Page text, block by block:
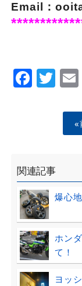
Email：
«
関連記事
爆心地
ホン
て！
ヨッ